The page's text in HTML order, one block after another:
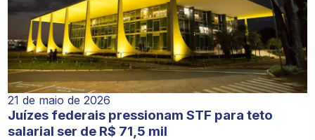
21 de maio de 2026
Juízes federais pressionam STF para teto
salarial ser de R$ 71,5 mil